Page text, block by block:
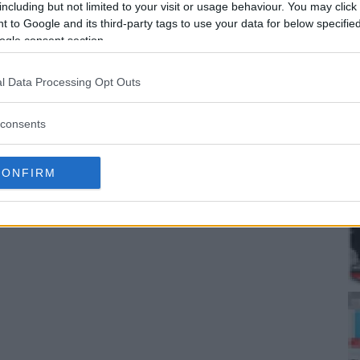
but not limited to your visit or usage behaviour. You may
to Google and its third-party tags to use your data for below
consent section.
Data Processing Opt Outs
prisets museum på nätet. Joe Rosenthal,